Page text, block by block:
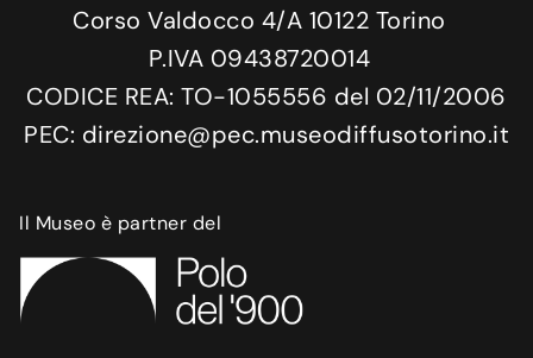
Corso Valdocco 4/A 10122 Torino
P.IVA 09438720014
CODICE REA: TO-1055556 del 02/11/2006
PEC: direzione@pec.museodiffusotorino.it
Il Museo è partner del